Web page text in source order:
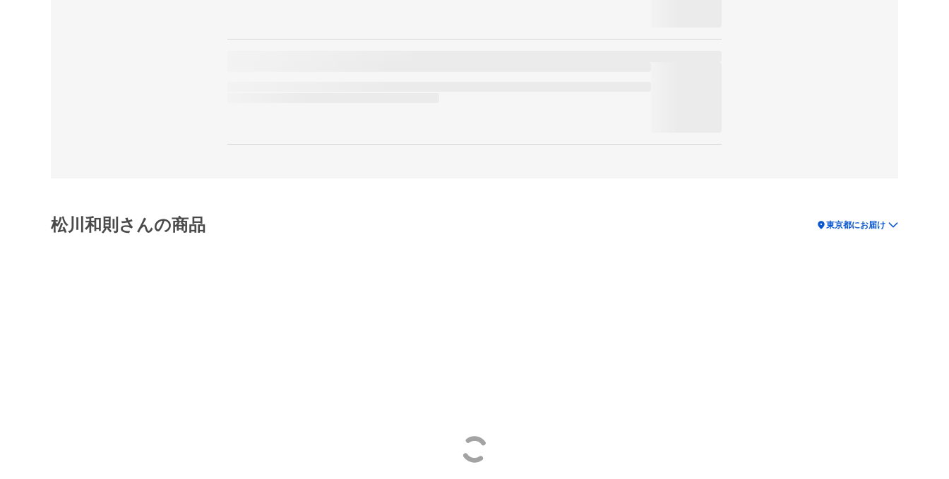
松川和則さんの商品 location_on東京都にお届け